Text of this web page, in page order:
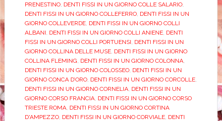
PRENESTINO, DENTI FISSI IN UN GIORNO COLLE SALARIO,
DENTI FISSI IN UN GIORNO COLLEFERRO, DENTI FISSI IN UN
GIORNO COLLEVERDE, DENTI FISSI IN UN GIORNO COLLI
ALBANI DENTI FISSI IN UN GIORNO COLLI ANIENE, DENTI
FISSI IN UN GIORNO COLLI PORTUENSI DENTI FISSI IN UN
GIORNO COLLINA DELLE MUSE, DENTI FISSI IN UN GIORNO
COLLINA FLEMING DENTI FISSI IN UN GIORNO COLONNA,
DENTI FISSI IN UN GIORNO COLOSSEO, DENTI FISSI IN UN
GIORNO CONCA D’ORO, DENTI FISSI IN UN GIORNO CORCOLLE,
DENTI FISSI IN UN GIORNO CORNELIA, DENTI FISSI IN UN
GIORNO CORSO FRANCIA, DENTI FISSI IN UN GIORNO CORSO
TRIESTE ROMA, DENTI FISSI IN UN GIORNO CORTINA
D'AMPEZZO, DENTI FISSI IN UN GIORNO CORVIALE, DENTI